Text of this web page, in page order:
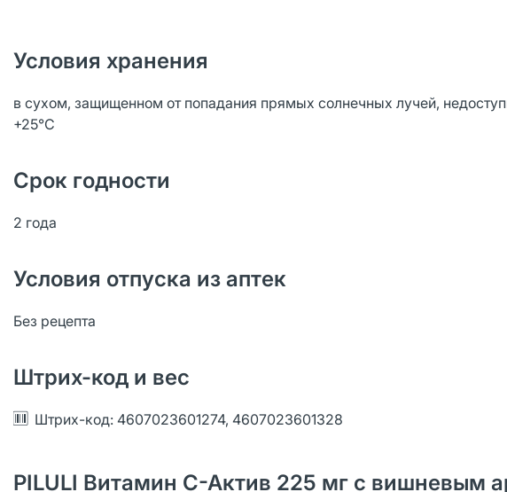
Условия хранения
в сухом, защищенном от попадания прямых солнечных лучей,
+25°С
Срок годности
2 года
Условия отпуска из аптек
Без рецепта
Штрих-код и вес
Штрих-код: 4607023601274, 4607023601328
PILULI Витамин С-Актив 225 мг с вишневым